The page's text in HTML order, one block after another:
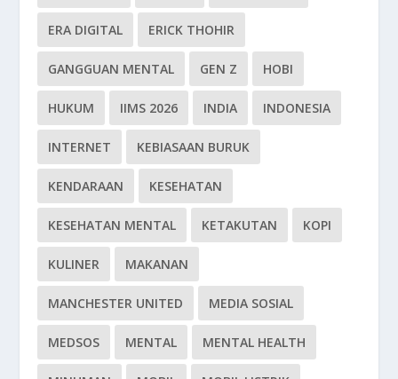
ERA DIGITAL ERICK THOHIR
GANGGUAN MENTAL GEN Z HOBI
HUKUM IIMS 2026 INDIA INDONESIA
INTERNET KEBIASAAN BURUK
KENDARAAN KESEHATAN
KESEHATAN MENTAL KETAKUTAN KOPI
KULINER MAKANAN
MANCHESTER UNITED MEDIA SOSIAL
MEDSOS MENTAL MENTAL HEALTH